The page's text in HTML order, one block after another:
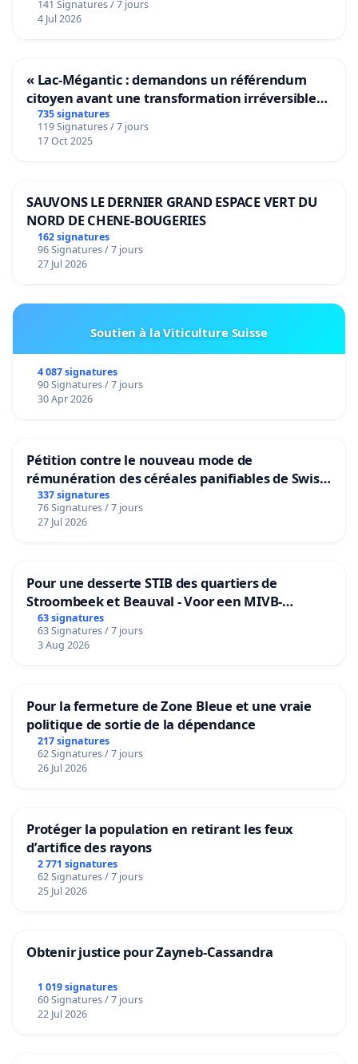
141 Signatures / 7 jours
4 Jul 2026
« Lac-Mégantic : demandons un référendum
citoyen avant une transformation irréversible
de notre territoire »
735 signatures
119 Signatures / 7 jours
17 Oct 2025
SAUVONS LE DERNIER GRAND ESPACE VERT DU
NORD DE CHENE-BOUGERIES
162 signatures
96 Signatures / 7 jours
27 Jul 2026
Soutien à la Viticulture Suisse
4 087 signatures
90 Signatures / 7 jours
30 Apr 2026
Pétition contre le nouveau mode de
rémunération des céréales panifiables de Swiss
granum basé sur la teneur en protéines
337 signatures
76 Signatures / 7 jours
27 Jul 2026
Pour une desserte STIB des quartiers de
Stroombeek et Beauval - Voor een MIVB-
bediening van de wijken Strombeek en Het
Voor
63 signatures
63 Signatures / 7 jours
3 Aug 2026
Pour la fermeture de Zone Bleue et une vraie
politique de sortie de la dépendance
217 signatures
62 Signatures / 7 jours
26 Jul 2026
Protéger la population en retirant les feux
d’artifice des rayons
2 771 signatures
62 Signatures / 7 jours
25 Jul 2026
Obtenir justice pour Zayneb-Cassandra
1 019 signatures
60 Signatures / 7 jours
22 Jul 2026